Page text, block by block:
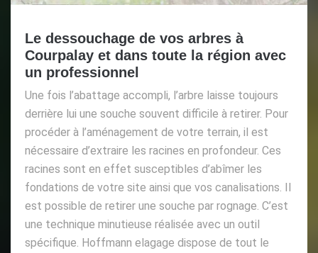
Le dessouchage de vos arbres à
Courpalay et dans toute la région avec
un professionnel
Une fois l’abattage accompli, l’arbre laisse toujours
derrière lui une souche souvent difficile à retirer. Pour
procéder à l’aménagement de votre terrain, il est
nécessaire d’extraire les racines en profondeur. Ces
racines sont en effet susceptibles d’abîmer les
fondations de votre site ainsi que vos canalisations. Il
est possible de retirer une souche par rognage. C’est
une technique minutieuse réalisée avec un outil
spécifique. Hoffmann elagage dispose de tout le